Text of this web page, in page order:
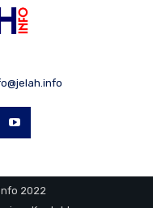
2022